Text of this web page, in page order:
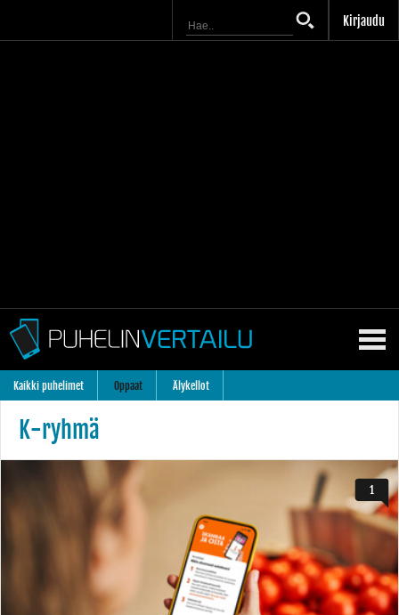
Kirjaudu
Kaikki puhelimet Oppaat Älykellot
K-ryhmä
1